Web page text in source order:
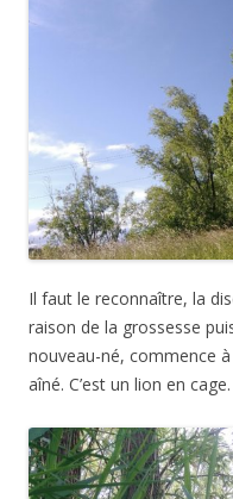
Il faut le reconnaître, la
raison de la grossesse
nouveau-né, commence
aîné. C’est un lion en cage.